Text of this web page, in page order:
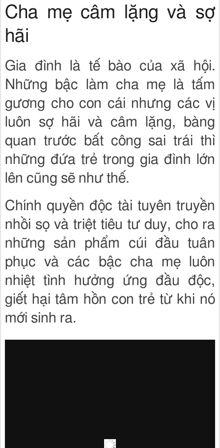
Cha mẹ câm lặng và sợ
hãi
Gia đình là tế bào của xã hội.
Những bậc làm cha mẹ là tấm
gương cho con cái nhưng các vị
luôn sợ hãi và câm lặng, bàng
quan trước bất công sai trái thì
những đứa trẻ trong gia đình lớn
lên cũng sẽ như thế.
Chính quyền độc tài tuyên truyền
nhồi sọ và triệt tiêu tư duy, cho ra
những sản phẩm cúi đầu tuân
phục và các bậc cha mẹ luôn
nhiệt tình hưởng ứng đầu độc,
giết hại tâm hồn con trẻ từ khi nó
mới sinh ra.